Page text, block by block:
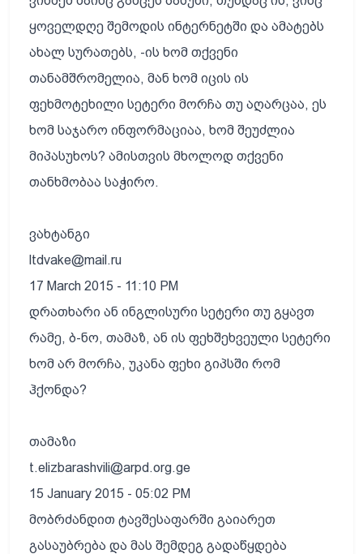
ყოველდღე შემოდის ინტერნეტში და ამატებს
ახალ სურათებს, -ის ხომ თქვენი
თანამშრომელია, მან ხომ იცის ის
ფეხმოტეხილი სეტერი მორჩა თუ აღარცაა, ეს
ხომ საჯარო ინფორმაციაა, ხომ შეუძლია
მიპასუხოს? ამისთვის მხოლოდ თქვენი
თანხმობაა საჭირო.
ვახტანგი
ltdvake@mail.ru
17 March 2015 - 11:10 PM
დრათხარი ან ინგლისური სეტერი თუ გყავთ
რამე, ბ-ნო, თამაზ, ან ის ფეხშეხვეული სეტერი
ხომ არ მორჩა, უკანა ფეხი გიპსში რომ
ჰქონდა?
თამაზი
t.elizbarashvili@arpd.org.ge
15 January 2015 - 05:02 PM
მობრძანდით ტავშესაფარში გაიარეთ
გასაუბრება და მას შემდეგ გადაწყდება